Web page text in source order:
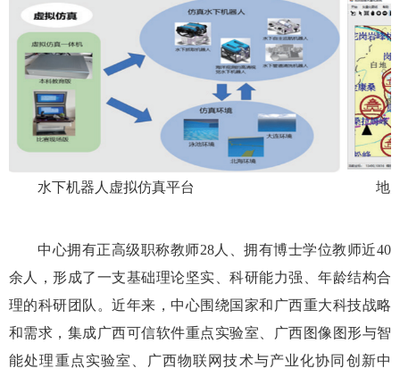
水下机器人虚拟仿真平台 地
中心拥有正高级职称教师28人、拥有博士学位教师近40
余人，形成了一支基础理论坚实、科研能力强、年龄结构合
理的科研团队。近年来，中心围绕国家和广西重大科技战略
和需求，集成广西可信软件重点实验室、广西图像图形与智
能处理重点实验室、广西物联网技术与产业化协同创新中